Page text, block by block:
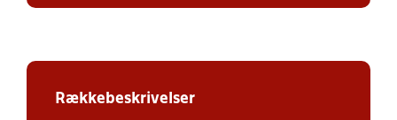
Rækkebeskrivelser